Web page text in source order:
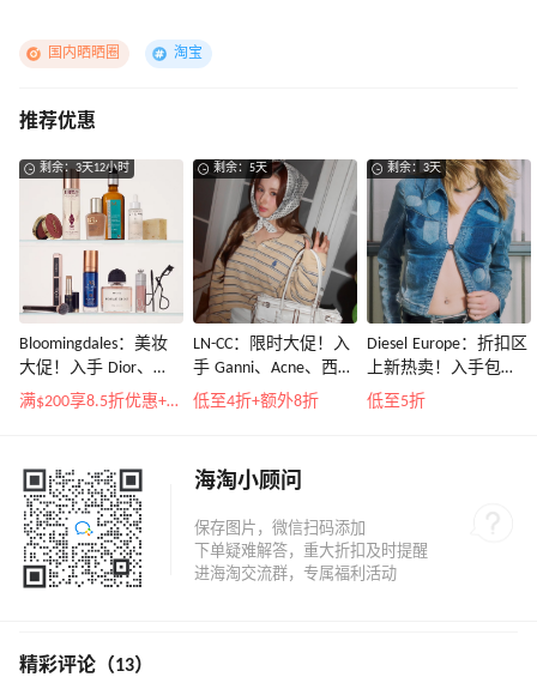
国内晒晒圈 淘宝
推荐优惠
剩余：3天12小时
Bloomingdales：美妆
大促！入手 Dior、
Prada、TF 等
满$200享8.5折优惠+部分送好礼
剩余：5天
LN-CC：限时大促！入
手 Ganni、Acne、西太
后等
低至4折+额外8折
剩余：3天
Diesel Europe：折扣区
上新热卖！入手包
袋、服饰、鞋履等
低至5折
海淘小顾问
精彩评论（13）